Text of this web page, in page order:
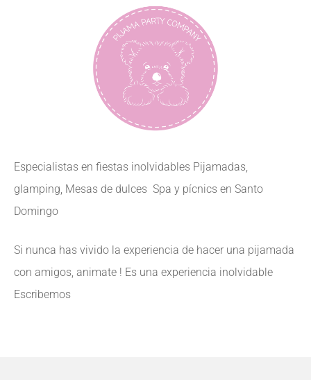
Especialistas en fiestas inolvidables Pijamadas,
glamping, Mesas de dulces Spa y pícnics en Santo
Domingo
Si nunca has vivido la experiencia de hacer una pijamada
con amigos, animate ! Es una experiencia inolvidable
Escribemos